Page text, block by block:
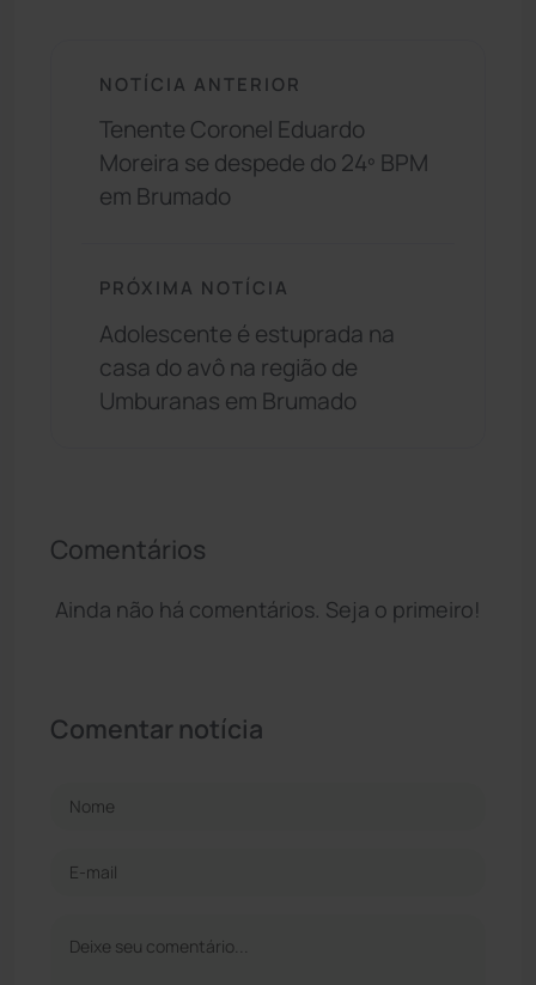
NOTÍCIA ANTERIOR
Tenente Coronel Eduardo
Moreira se despede do 24º BPM
em Brumado
PRÓXIMA NOTÍCIA
Adolescente é estuprada na
casa do avô na região de
Umburanas em Brumado
Comentários
Ainda não há comentários. Seja o primeiro!
Comentar notícia